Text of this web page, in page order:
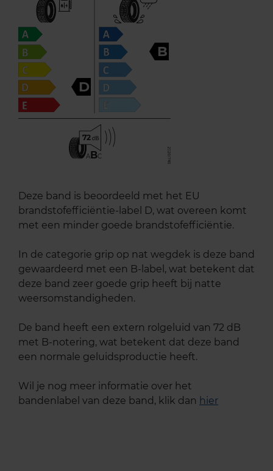
D
B
72
ABC
Deze band is beoordeeld met het EU
brandstofefficiëntie-label D, wat overeen komt
met een minder goede brandstofefficiëntie.
In de categorie grip op nat wegdek is deze band
gewaardeerd met een B-label, wat betekent dat
deze band zeer goede grip heeft bij natte
weersomstandigheden.
De band heeft een extern rolgeluid van 72 dB
met B-notering, wat betekent dat deze band
een normale geluidsproductie heeft.
Wil je nog meer informatie over het
bandenlabel van deze band, klik dan hier